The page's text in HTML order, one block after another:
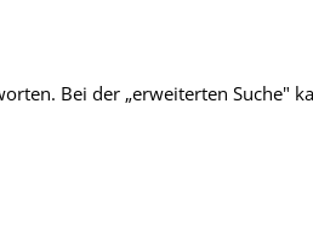
Bei der „erweiterten Suche"